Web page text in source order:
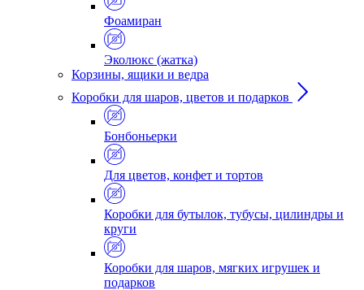
Фоамиран
Эколюкс (жатка)
Корзины, ящики и ведра
Коробки для шаров, цветов и подарков
Бонбоньерки
Для цветов, конфет и тортов
Коробки для бутылок, тубусы, цилиндры и
круги
Коробки для шаров, мягких игрушек и
подарков